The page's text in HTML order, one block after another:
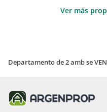
Ver más